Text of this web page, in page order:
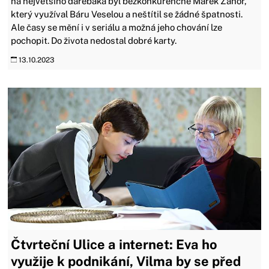
který využíval Báru Veselou a neštítil se žádné špatnosti.
Ale časy se mění i v seriálu a možná jeho chování lze
pochopit. Do života nedostal dobré karty.
13.10.2023
Čtvrteční Ulice a internet: Eva ho
využije k podnikání, Vilma by se před